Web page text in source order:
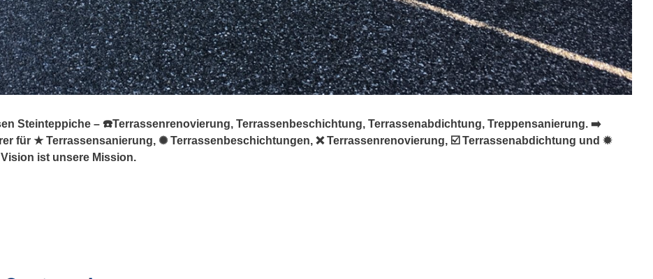
Steinteppiche – ☎️Terrassenrenovierung, Terrassenbeschichtung, Terrassenabdichtung, Treppensanierung. ➡️
für ★ Terrassensanierung, ✺ Terrassenbeschichtungen, ❌ Terrassenrenovierung, ☑️ Terrassenabdichtung und ✹
ist unsere Mission.